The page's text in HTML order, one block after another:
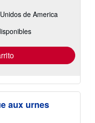
de America
aux urnes